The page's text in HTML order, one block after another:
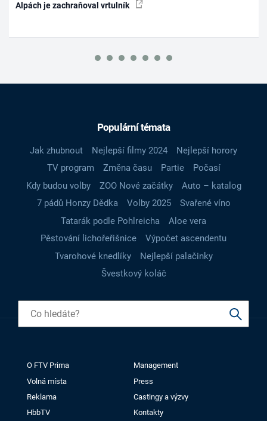
Alpách je zachraňoval vrtulník
Populární témata
Jak zhubnout Nejlepší filmy 2024
Nejlepší horory
TV program
Změna času Partie
Počasí
Kdy budou volby
ZOO Nové začátky
Auto – katalog
7 pádů Honzy Dědka
Volby 2025
Svařené víno
Tatarák podle Pohlreicha
Aloe vera
Pěstování lichořeřišnice
Výpočet ascendentu
Tvarohové knedlíky
Nejlepší palačinky
Švestkový koláč
O FTV Prima
Management
Volná místa
Press
Reklama
Castingy a výzvy
HbbTV
Kontakty